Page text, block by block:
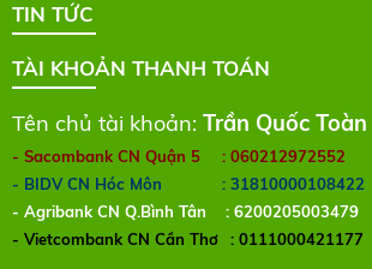
TIN TỨC
TÀI KHOẢN THANH TOÁN
Tên chủ tài khoản: Trần Quốc Toàn
- Sacombank CN Quận 5
: 060212972552
- BIDV CN Hóc Môn
: 31810000108422
- Agribank CN Q.Bình Tân
: 6200205003479
- Vietcombank CN Cần Thơ
: 0111000421177